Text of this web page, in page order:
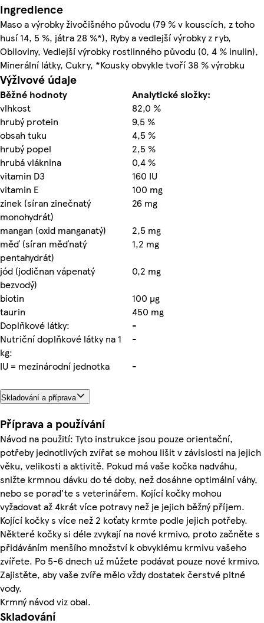
Ingredience
Maso a výrobky živočišného původu (79 % v kouscích, z toho
husí 14, 5 %, játra 28 %*), Ryby a vedlejší výrobky z ryb,
Obiloviny, Vedlejší výrobky rostlinného původu (0, 4 % inulin),
Minerální látky, Cukry, *Kousky obvykle tvoří 38 % výrobku
Výživové údaje
Běžné hodnoty
Analytické složky:
vlhkost
82,0 %
hrubý protein
9,5 %
obsah tuku
4,5 %
hrubý popel
2,5 %
hrubá vláknina
0,4 %
vitamin D3
160 IU
vitamin E
100 mg
zinek (síran zinečnatý
monohydrát)
26 mg
mangan (oxid manganatý)
2,5 mg
měď (síran měďnatý
pentahydrát)
1,2 mg
jód (jodičnan vápenatý
bezvodý)
0,2 mg
biotin
100 µg
taurin
450 mg
Doplňkové látky:
-
Nutriční doplňkové látky na 1
kg:
-
IU = mezinárodní jednotka
-
Skladování a příprava
Příprava a používání
Návod na použití: Tyto instrukce jsou pouze orientační,
potřeby jednotlivých zvířat se mohou lišit v závislosti na jejich
věku, velikosti a aktivitě. Pokud má vaše kočka nadváhu,
snižte krmnou dávku do té doby, než dosáhne optimální váhy,
nebo se porad'te s veterinářem. Kojící kočky mohou
vyžadovat až 4krát více potravy než je jejich běžný příjem.
Kojící kočky s více než 2 koťaty krmte podle jejich potřeby.
Některé kočky si déle zvykají na nové krmivo, proto začněte s
přidáváním menšího množství k obvyklému krmivu vašeho
zvířete. Po 5-6 dnech už můžete podávat pouze nové krmivo.
Zajistěte, aby vaše zvíře mělo vždy dostatek čerstvé pitné
vody.
Krmný návod viz obal.
Skladování